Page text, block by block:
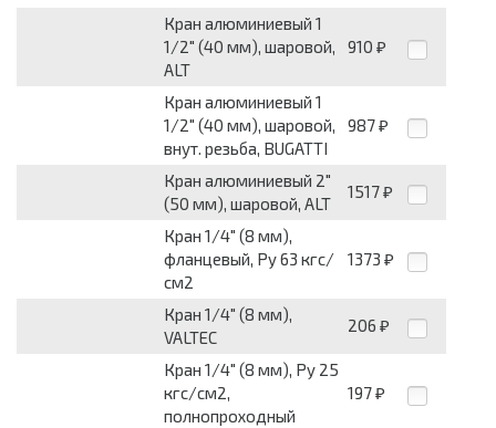
Кран алюминиевый 1
1/2" (40 мм), шаровой,
ALT
910 ₽
Кран алюминиевый 1
1/2" (40 мм), шаровой,
внут. резьба, BUGATTI
987 ₽
Кран алюминиевый 2"
(50 мм), шаровой, ALT
1517 ₽
Кран 1/4" (8 мм),
фланцевый, Py 63 кгс/
см2
1373 ₽
Кран 1/4" (8 мм),
VALTEC
206 ₽
Кран 1/4" (8 мм), Py 25
кгс/см2,
полнопроходный
197 ₽